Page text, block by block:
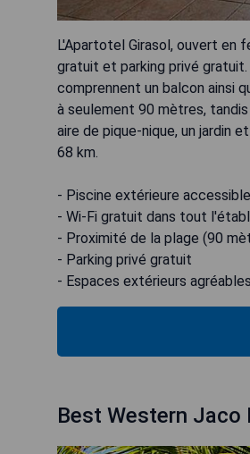
L'Apartotel Girasol, ouvert en
gratuit et parking privé
comprennent un balcon ainsi
à seulement 90 mètres,
aire de pique-nique, un jardin
68 km.
- Piscine extérieure
- Wi-Fi gratuit dans tout
- Proximité de la plage (90
- Parking privé gratuit
- Espaces extérieurs
Best Western Jaco